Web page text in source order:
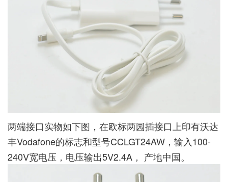
两端接口实物如下图，在欧标两园插接口上印有沃达
丰Vodafone的标志和型号CCLGT24AW，输入100-
240V宽电压，电压输出5V2.4A， 产地中国。